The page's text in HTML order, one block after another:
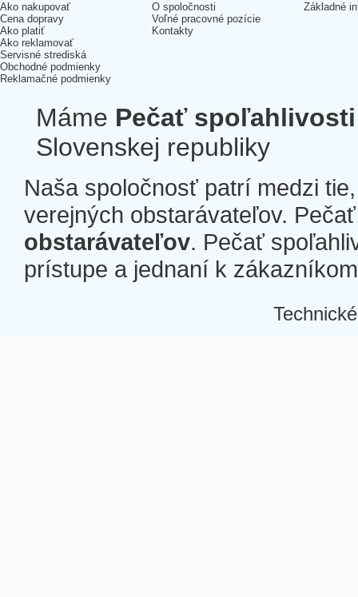
Ako nakupovať
Cena dopravy
Ako platiť
Ako reklamovať
Servisné strediská
Obchodné podmienky
Reklamačné podmienky
O spoločnosti
Voľné pracovné pozície
Kontakty
Základné
Máme Pečať spoľahlivosti
Slovenskej republiky
Naša spoločnosť patrí medzi
verejných obstarávateľov.
obstarávateľov. Pečať
prístupe a jednaní k